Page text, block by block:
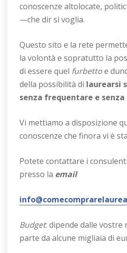
conoscenze altolocate,
—che dir si voglia.
Questo sito e la rete
la volontà e sopratutto la
di essere quel furbettoe
della possibilità di laurearsi
senza frequentare e senza
Vi mettiamo a disposizione
conoscenze che finora vi è
Potete contattare i consulenti
presso la email
Budget: dipende dalle vostre
parte da alcune migliaia di